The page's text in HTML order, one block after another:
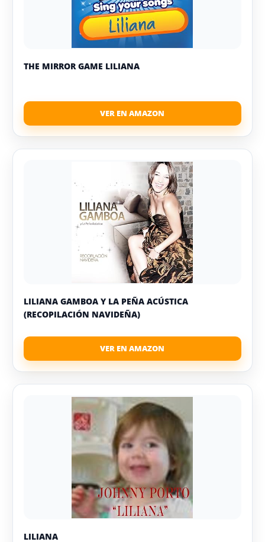
THE MIRROR GAME LILIANA
LILIANA GAMBOA Y LA PEÑA ACÚSTICA
(RECOPILACIÓN NAVIDEÑA)
LILIANA